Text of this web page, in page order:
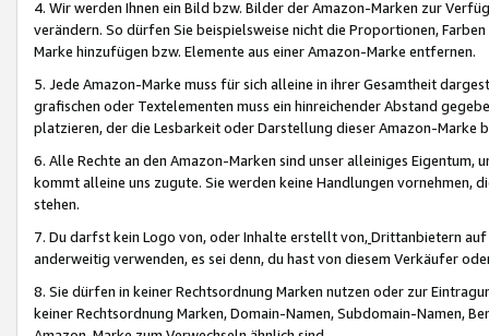
4. Wir werden Ihnen ein Bild bzw. Bilder der Amazon-Marken zur
verändern. So dürfen Sie beispielsweise nicht die Proportionen,
Marke hinzufügen bzw. Elemente aus einer Amazon-Marke entfernen.
5. Jede Amazon-Marke muss für sich alleine in ihrer Gesamtheit
grafischen oder Textelementen muss ein hinreichender Abstand
platzieren, der die Lesbarkeit oder Darstellung dieser Amazon-Marke
6. Alle Rechte an den Amazon-Marken sind unser alleiniges
kommt alleine uns zugute. Sie werden keine Handlungen vornehmen,
stehen.
7. Du darfst kein Logo von, oder Inhalte erstellt von,Drittanbietern auf
anderweitig verwenden, es sei denn, du hast von diesem Verkäufer
8. Sie dürfen in keiner Rechtsordnung Marken nutzen oder zur
keiner Rechtsordnung Marken, Domain-Namen, Subdomain-Namen,